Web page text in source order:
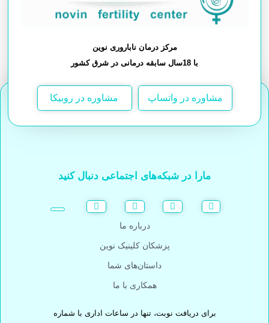
مرکز درمان ناباروری نوین
با 18سال سابقه درمانی در شرق کشور
مشاوره در واتساپ مشاوره در روبیکا
مارا در شبکه‌های اجتماعی دنبال کنید
درباره ما
پزشکان کلینیک نوین
داستان‌های شما
همکاری با ما
برای دریافت نوبت، تنها در ساعات اداری با شماره